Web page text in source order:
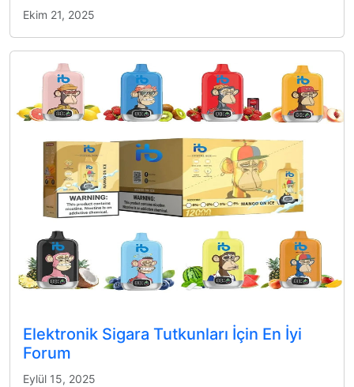
Ekim 21, 2025
Elektronik Sigara Tutkunları İçin En İyi
Forum
Eylül 15, 2025